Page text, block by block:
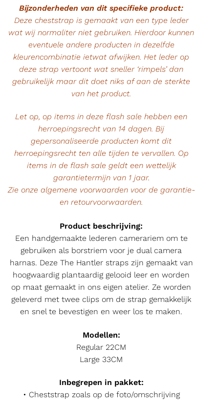
Bijzonderheden van dit specifieke product:
Deze cheststrap is gemaakt van een type leder
wat wij normaliter niet gebruiken. Hierdoor kunnen
eventuele andere producten in dezelfde
kleurencombinatie ietwat afwijken. Het leder op
deze strap vertoont wat sneller ‘rimpels’ dan
gebruikelijk maar dit doet niks af aan de sterkte
van het product.
Let op, op items in deze flash sale hebben een
herroepingsrecht van 14 dagen. Bij
gepersonaliseerde producten komt dit
herroepingsrecht ten alle tijden te vervallen. Op
items in de flash sale geldt een wettelijk
garantietermijn van 1 jaar.
Zie onze algemene voorwaarden voor de garantie-
en retourvoorwaarden.
Product beschrijving:
Een handgemaakte lederen camerariem om te
gebruiken als borstriem voor je dual camera
harnas. Deze The Hantler straps zijn gemaakt van
hoogwaardig plantaardig gelooid leer en worden
op maat gemaakt in ons eigen atelier. Ze worden
geleverd met twee clips om de strap gemakkelijk
en snel te bevestigen en weer los te maken.
Modellen:
Regular 22CM
Large 33CM
Inbegrepen in pakket:
• Cheststrap zoals op de foto/omschrijving